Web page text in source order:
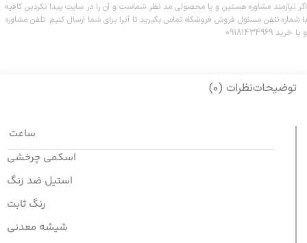
اگر نیازمند مشاوره هستین و یا محصولی مد نظر شماست و آن را در سایت پیدا نکردین کافیه
با شماره تلفن مسئول فروش فروشگاه تماس بگیرید تا آنرا برای شما ارسال کنیم. تلفن مشاوره
و یا خرید 09181434969
توضیحاتنظرات (0)
ساعت
اسکمی چرخشی
استیل ضد زنگ
رنگ ثابت
شیشه معدنی